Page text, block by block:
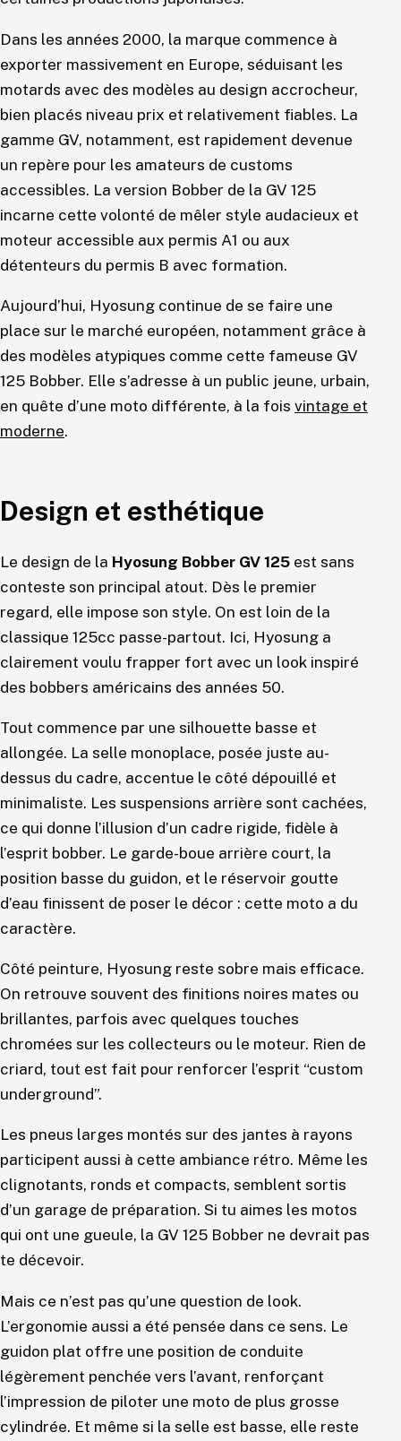
Dans les années 2000, la marque commence à
exporter massivement en Europe, séduisant les
motards avec des modèles au design accrocheur,
bien placés niveau prix et relativement fiables. La
gamme GV, notamment, est rapidement devenue
un repère pour les amateurs de customs
accessibles. La version Bobber de la GV 125
incarne cette volonté de mêler style audacieux et
moteur accessible aux permis A1 ou aux
détenteurs du permis B avec formation.
Aujourd’hui, Hyosung continue de se faire une
place sur le marché européen, notamment grâce à
des modèles atypiques comme cette fameuse GV
125 Bobber. Elle s’adresse à un public jeune, urbain,
en quête d’une moto différente, à la fois vintage et
moderne.
Design et esthétique
Le design de la Hyosung Bobber GV 125 est sans
conteste son principal atout. Dès le premier
regard, elle impose son style. On est loin de la
classique 125cc passe-partout. Ici, Hyosung a
clairement voulu frapper fort avec un look inspiré
des bobbers américains des années 50.
Tout commence par une silhouette basse et
allongée. La selle monoplace, posée juste au-
dessus du cadre, accentue le côté dépouillé et
minimaliste. Les suspensions arrière sont cachées,
ce qui donne l’illusion d’un cadre rigide, fidèle à
l’esprit bobber. Le garde-boue arrière court, la
position basse du guidon, et le réservoir goutte
d’eau finissent de poser le décor : cette moto a du
caractère.
Côté peinture, Hyosung reste sobre mais efficace.
On retrouve souvent des finitions noires mates ou
brillantes, parfois avec quelques touches
chromées sur les collecteurs ou le moteur. Rien de
criard, tout est fait pour renforcer l’esprit “custom
underground”.
Les pneus larges montés sur des jantes à rayons
participent aussi à cette ambiance rétro. Même les
clignotants, ronds et compacts, semblent sortis
d’un garage de préparation. Si tu aimes les motos
qui ont une gueule, la GV 125 Bobber ne devrait pas
te décevoir.
Mais ce n’est pas qu’une question de look.
L’ergonomie aussi a été pensée dans ce sens. Le
guidon plat offre une position de conduite
légèrement penchée vers l’avant, renforçant
l’impression de piloter une moto de plus grosse
cylindrée. Et même si la selle est basse, elle reste